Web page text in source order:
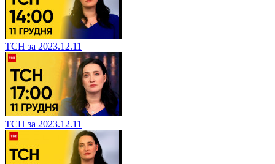
ТСН за 2023.12.11
ТСН за 2023.12.11